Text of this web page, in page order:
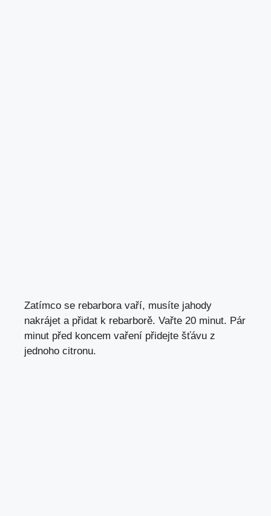
Zatímco se rebarbora vaří, musíte jahody
nakrájet a přidat k rebarborě. Vařte 20 minut. Pár
minut před koncem vaření přidejte šťávu z
jednoho citronu.